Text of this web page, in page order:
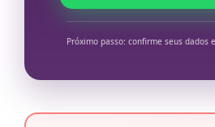
Próximo passo: confirme seus dados